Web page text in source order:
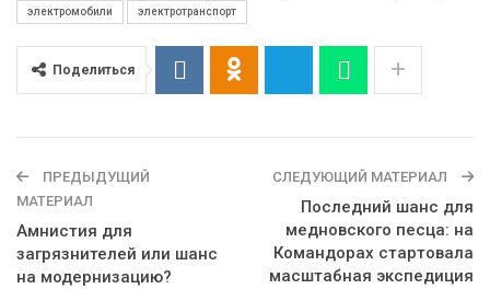
электромобили электротранспорт
Поделиться
ПРЕДЫДУЩИЙ
МАТЕРИАЛ
Амнистия для
загрязнителей или шанс
на модернизацию?
СЛЕДУЮЩИЙ МАТЕРИАЛ
Последний шанс для
медновского песца: на
Командорах стартовала
масштабная экспедиция